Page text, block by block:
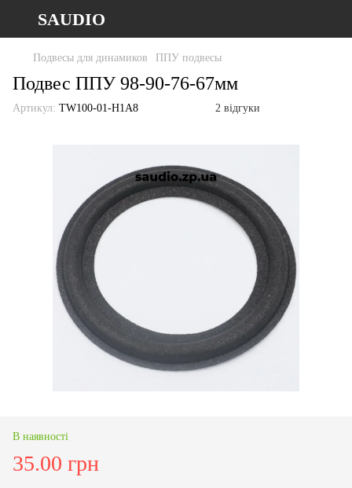
SAUDIO
Подвесы для динамиков ППУ подвесы
Подвес ППУ 98-90-76-67мм
Артикул: TW100-01-H1A8 2 відгуки
В наявності
35.00 грн